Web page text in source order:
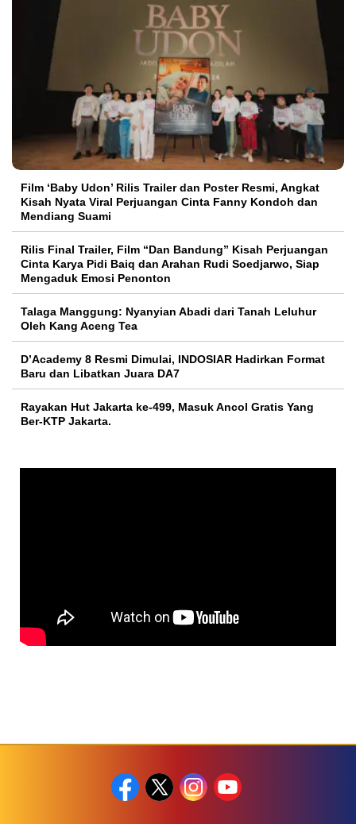
Film ‘Baby Udon’ Rilis Trailer dan Poster Resmi, Angkat
Kisah Nyata Viral Perjuangan Cinta Fanny Kondoh dan
Mendiang Suami
Rilis Final Trailer, Film “Dan Bandung” Kisah Perjuangan
Cinta Karya Pidi Baiq dan Arahan Rudi Soedjarwo, Siap
Mengaduk Emosi Penonton
Talaga Manggung: Nyanyian Abadi dari Tanah Leluhur
Oleh Kang Aceng Tea
D’Academy 8 Resmi Dimulai, INDOSIAR Hadirkan Format
Baru dan Libatkan Juara DA7
Rayakan Hut Jakarta ke-499, Masuk Ancol Gratis Yang
Ber-KTP Jakarta.